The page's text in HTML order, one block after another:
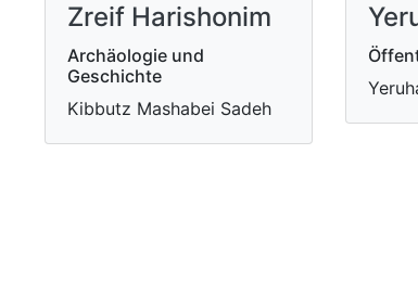
Zreif Harishonim
Archäologie und
Geschichte
Kibbutz Mashabei Sadeh